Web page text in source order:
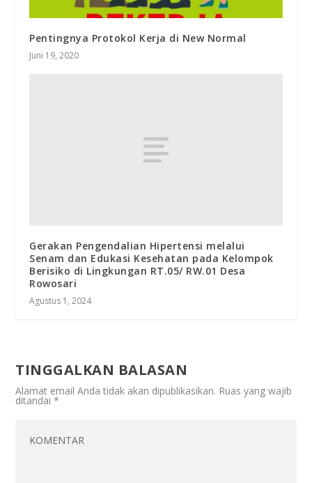
Pentingnya Protokol Kerja di New Normal
Juni 19, 2020
Gerakan Pengendalian Hipertensi melalui
Senam dan Edukasi Kesehatan pada Kelompok
Berisiko di Lingkungan RT.05/ RW.01 Desa
Rowosari
Agustus 1, 2024
TINGGALKAN BALASAN
Alamat email Anda tidak akan dipublikasikan. Ruas yang wajib
ditandai*